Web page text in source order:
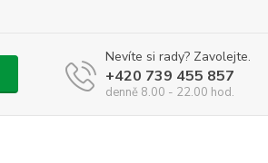
Nevíte si rady? Zavolejte.
+420 739 455 857
denně 8.00 - 22.00 hod.